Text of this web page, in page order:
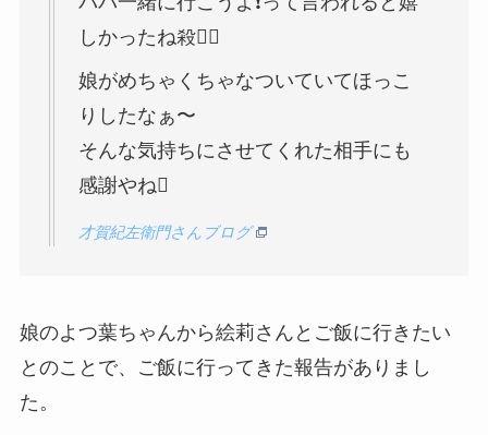
しかったね殺
娘がめちゃくちゃなついていてほっこ
りしたなぁ〜
そんな気持ちにさせてくれた相手にも
感謝やね
才賀紀左衛門さんブログ
娘のよつ葉ちゃんから絵莉さんとご飯に行きたい
とのことで、ご飯に行ってきた報告がありまし
た。